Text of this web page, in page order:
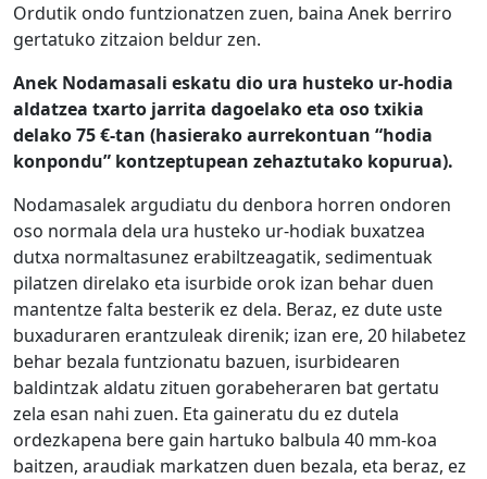
Ordutik ondo funtzionatzen zuen, baina Anek berriro
gertatuko zitzaion beldur zen.
Anek Nodamasali eskatu dio ura husteko ur-hodia
aldatzea txarto jarrita dagoelako eta oso txikia
delako 75 €-tan (hasierako aurrekontuan “hodia
konpondu” kontzeptupean zehaztutako kopurua).
Nodamasalek argudiatu du denbora horren ondoren
oso normala dela ura husteko ur-hodiak buxatzea
dutxa normaltasunez erabiltzeagatik, sedimentuak
pilatzen direlako eta isurbide orok izan behar duen
mantentze falta besterik ez dela. Beraz, ez dute uste
buxaduraren erantzuleak direnik; izan ere, 20 hilabetez
behar bezala funtzionatu bazuen, isurbidearen
baldintzak aldatu zituen gorabeheraren bat gertatu
zela esan nahi zuen. Eta gaineratu du ez dutela
ordezkapena bere gain hartuko balbula 40 mm-koa
baitzen, araudiak markatzen duen bezala, eta beraz, ez